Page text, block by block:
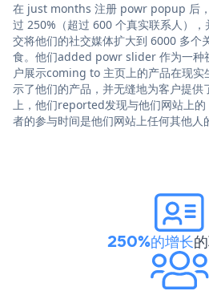
在 just months 注册 powr popup 后
过 250%（超过 600 个真实联系人）
交将他们的社交媒体扩大到 6000 多个
食。他们added powr slider 作为一种
户展示coming to 主页上的产品在现实
示了他们的产品，并无缝地为客户提供
上，他们reported发现与他们网站上
者的参与时间是他们网站上任何其他人
250%的增长